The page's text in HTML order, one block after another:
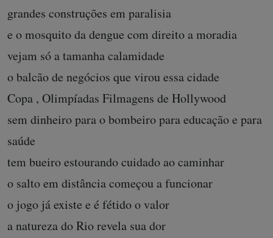
grandes construções em paralisia
e o mosquito da dengue com direito a moradia
vejam só a tamanha calamidade
o balcão de negócios que virou essa cidade
Copa , Olimpíadas Filmagens de Hollywood
sem dinheiro para o bombeiro para educação e para
saúde
tem bueiro estourando cuidado ao caminhar
o salto em distância começou a funcionar
o jogo já existe e é fétido o valor
a natureza do Rio revela sua dor